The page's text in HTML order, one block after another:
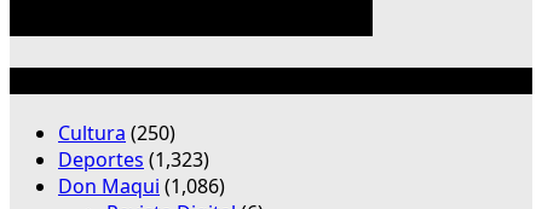
Cultura (250)
Deportes (1,323)
Don Maqui (1,086)